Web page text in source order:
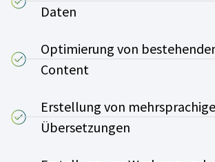
Daten
Optimierung von
Content
Erstellung von
Übersetzungen